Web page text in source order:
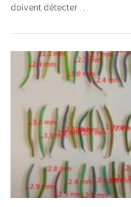
doivent détecter …